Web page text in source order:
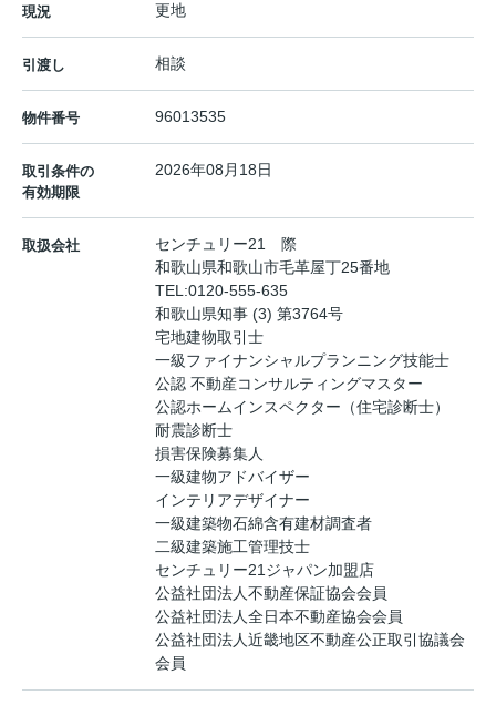
現況 更地
引渡し 相談
物件番号 96013535
取引条件の
有効期限
2026年08月18日
取扱会社
センチュリー21 際
和歌山県和歌山市毛革屋丁25番地
TEL:0120-555-635
和歌山県知事 (3) 第3764号
宅地建物取引士
一級ファイナンシャルプランニング技能士
公認 不動産コンサルティングマスター
公認ホームインスペクター（住宅診断士）
耐震診断士
損害保険募集人
一級建物アドバイザー
インテリアデザイナー
一級建築物石綿含有建材調査者
二級建築施工管理技士
センチュリー21ジャパン加盟店
公益社団法人不動産保証協会会員
公益社団法人全日本不動産協会会員
公益社団法人近畿地区不動産公正取引協議会
会員